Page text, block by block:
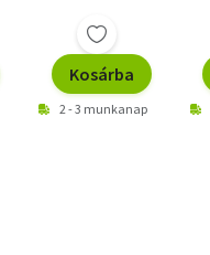
Kosárba
2 - 3 munkanap